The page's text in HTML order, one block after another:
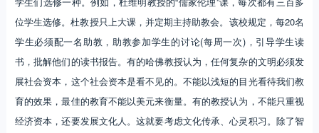
位学生选修。杜教授只上大课，并定期主持助教会。该校规定，每20名
学生必须配一名助教，助教参加学生的讨论(每周一次)，引导学生读
书，批解他们的读书报告。有的哈佛教授认为，任何复杂的文明必须发
展社会资本，这个社会资本是看不见的。不能以浅短的目光看待我们教
育的效果，最佳的教育不能以美元来衡量。有的教授认为，不能只重视
经济资本，还要发展文化人。这就要考虑文化传承、心灵积习。除了智